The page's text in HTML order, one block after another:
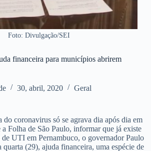
Foto: Divulgação/SEI
financeira para municípios abrirem
30, abril, 2020 Geral
do coronavirus só se agrava dia após dia em
Folha de São Paulo, informar que já existe
UTI em Pernambuco, o governador Paulo
quarta (29), ajuda financeira, uma espécie de